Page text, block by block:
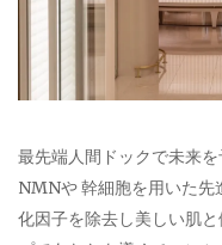
最先端人間ドックで未来
NMNや 幹細胞を用いた先
化因子を除去し美しい肌